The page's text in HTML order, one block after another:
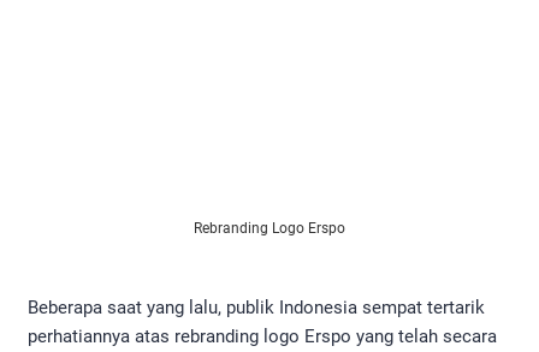
Rebranding Logo Erspo
Beberapa saat yang lalu, publik Indonesia sempat tertarik
perhatiannya atas rebranding logo Erspo yang telah secara